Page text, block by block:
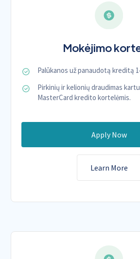
Mokėjimo
Palūkanos už panaudotą kreditą
Pirkinių ir kelionių draudimas
MasterCard kredito kortelėmis.
Apply Now
Learn More